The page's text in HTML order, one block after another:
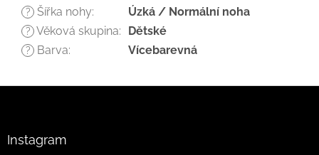
? Šířka nohy: Úzká / Normální noha
? Věková skupina: Dětské
? Barva: Vícebarevná
Instagram